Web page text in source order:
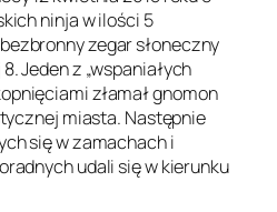
ninja w ilości 5
zegar słoneczny
Jeden z „wspaniałych
złamał gnomon
miasta. Następnie
się w zamachach i
udali się w kierunku